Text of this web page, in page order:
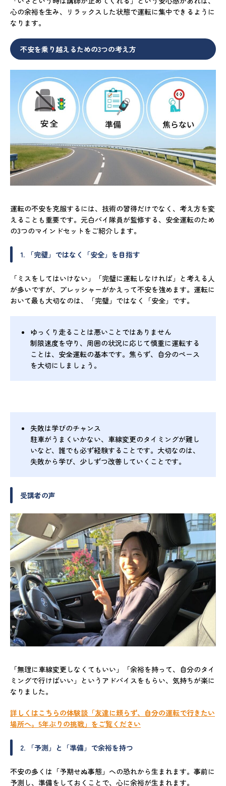
心の余裕を生み、リラックスした状態で運転に集中できるように
なります。
不安を乗り越えるための3つの考え方
運転の不安を克服するには、技術の習得だけでなく、考え方を変
えることも重要です。元白バイ隊員が監修する、安全運転のため
の3つのマインドセットをご紹介します。
1. 「完璧」ではなく「安全」を目指す
「ミスをしてはいけない」「完璧に運転しなければ」と考える人
が多いですが、プレッシャーがかえって不安を強めます。運転に
おいて最も大切なのは、「完璧」ではなく「安全」です。
ゆっくり走ることは悪いことではありません
制限速度を守り、周囲の状況に応じて慎重に運転する
ことは、安全運転の基本です。焦らず、自分のペース
を大切にしましょう。
失敗は学びのチャンス
駐車がうまくいかない、車線変更のタイミングが難し
いなど、誰でも必ず経験することです。大切なのは、
失敗から学び、少しずつ改善していくことです。
受講者の声
「無理に車線変更しなくてもいい」「余裕を持って、自分のタイ
ミングで行けばいい」というアドバイスをもらい、気持ちが楽に
なりました。
詳しくはこちらの体験談「友達に頼らず、自分の運転で行きたい
場所へ。5年ぶりの挑戦」をご覧ください
2. 「予測」と「準備」で余裕を持つ
不安の多くは「予期せぬ事態」への恐れから生まれます。事前に
予測し、準備をしておくことで、心に余裕が生まれます。